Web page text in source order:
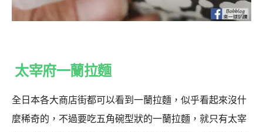
太宰府一蘭拉麵
全日本各大商店街都可以看到一蘭拉麵，似乎看起來沒什
麼稀奇的，不過要吃五角碗型狀的一蘭拉麵，就只有太宰